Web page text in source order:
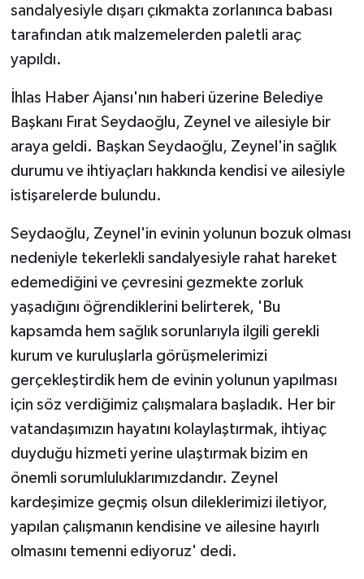
sandalyesiyle dışarı çıkmakta zorlanınca babası
tarafından atık malzemelerden paletli araç
yapıldı.
İhlas Haber Ajansı'nın haberi üzerine Belediye
Başkanı Fırat Seydaoğlu, Zeynel ve ailesiyle bir
araya geldi. Başkan Seydaoğlu, Zeynel'in sağlık
durumu ve ihtiyaçları hakkında kendisi ve ailesiyle
istişarelerde bulundu.
Seydaoğlu, Zeynel'in evinin yolunun bozuk olması
nedeniyle tekerlekli sandalyesiyle rahat hareket
edemediğini ve çevresini gezmekte zorluk
yaşadığını öğrendiklerini belirterek, 'Bu
kapsamda hem sağlık sorunlarıyla ilgili gerekli
kurum ve kuruluşlarla görüşmelerimizi
gerçekleştirdik hem de evinin yolunun yapılması
için söz verdiğimiz çalışmalara başladık. Her bir
vatandaşımızın hayatını kolaylaştırmak, ihtiyaç
duyduğu hizmeti yerine ulaştırmak bizim en
önemli sorumluluklarımızdandır. Zeynel
kardeşimize geçmiş olsun dileklerimizi iletiyor,
yapılan çalışmanın kendisine ve ailesine hayırlı
olmasını temenni ediyoruz' dedi.
İş Dünyası
Jandarma
Kadın
KÜLTÜR SANAT
Otomobil
POLİTİKA
Sağlık
SİYASET
SPOR HABERLERİ
TEKNOLOJİ
Turizm
YAŞAM